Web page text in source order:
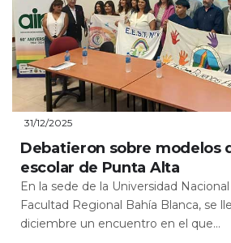
31/12/2025
Debatieron sobre modelos
escolar de Punta Alta
En la sede de la Universidad
Facultad Regional Bahía Blanca, se
diciembre un encuentro en el que...